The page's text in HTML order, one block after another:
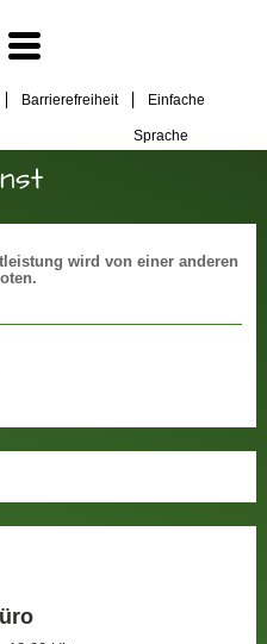
Barrierefreiheit Einfache
Sprache
wird von einer anderen